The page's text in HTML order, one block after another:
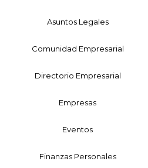
Asuntos Legales
Comunidad Empresarial
Directorio Empresarial
Empresas
Eventos
Finanzas Personales